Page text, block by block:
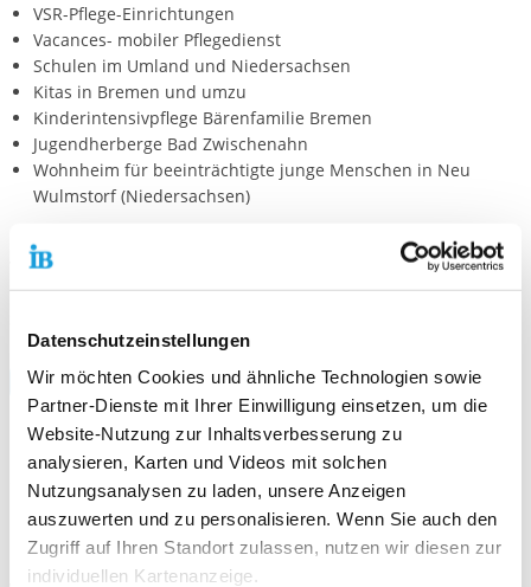
Datenschutzeinstellungen
Wir möchten Cookies und ähnliche Technologien sowie
Partner-Dienste mit Ihrer Einwilligung einsetzen, um die
Website-Nutzung zur Inhaltsverbesserung zu
analysieren, Karten und Videos mit solchen
Nutzungsanalysen zu laden, unsere Anzeigen
auszuwerten und zu personalisieren. Wenn Sie auch den
Zugriff auf Ihren Standort zulassen, nutzen wir diesen zur
individuellen Kartenanzeige.
VSR-Pflege-Einrichtungen
Vacances- mobiler Pflegedienst
Schulen im Umland und Niedersachsen
Kitas in Bremen und umzu
Kinderintensivpflege Bärenfamilie Bremen
Jugendherberge Bad Zwischenahn
Wohnheim für beeinträchtigte junge Menschen in Neu
Wulmstorf (Niedersachsen)
Wenn Du Dir einen genauen Überblick über mögliche
Einsatzstellen machen möchtest, schau gerne bei der
> Mögliche Einsatzstellen <
Und warum beim Internationalen Bund?
Gute Frage. Aber wir haben auch gute Antworten: Der
Internationale Bund ist bereits seit 1963 als Träger des
Freiwilligen Sozialen Jahres (FSJ) anerkannt und aktiv. Das
bedeutet, dass wir eine Menge Erfahrung mitbringen, um Dich